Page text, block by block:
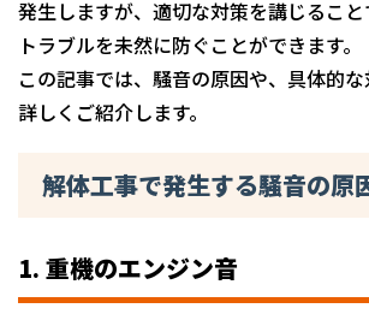
発生しますが、適切な対策を講じるこ
トラブルを未然に防ぐことができます。
この記事では、騒音の原因や、具体的
詳しくご紹介します。
解体工事で発生する騒音の原
1. 重機のエンジン音